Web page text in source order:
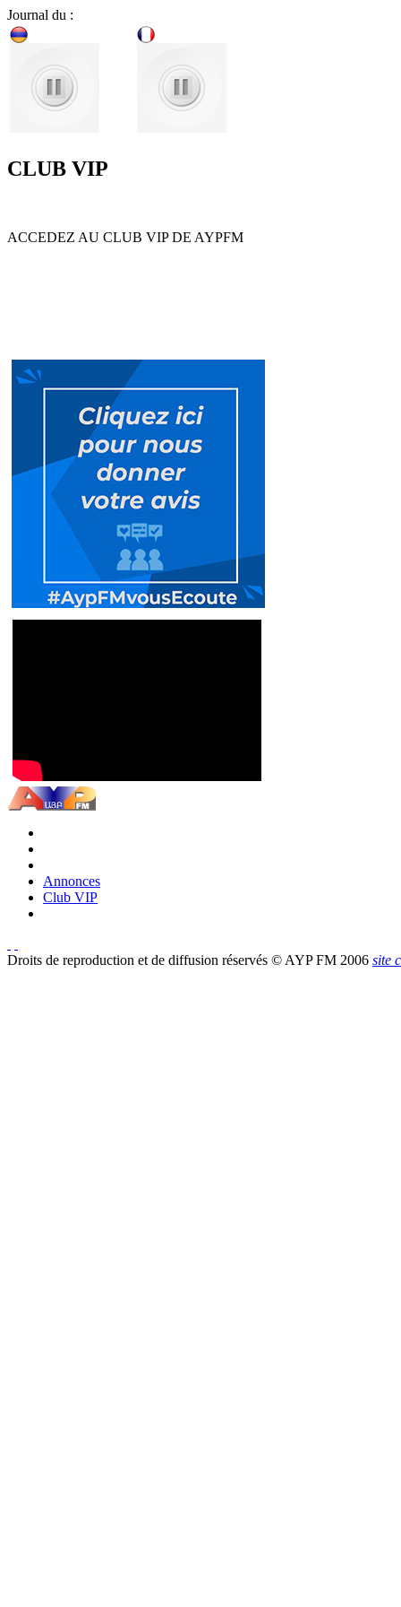
Journal du :
CLUB VIP
ACCEDEZ AU CLUB VIP DE AYPFM
Annonces
Club VIP
Droits de reproduction et de diffusion réservés © AYP FM 2006 site